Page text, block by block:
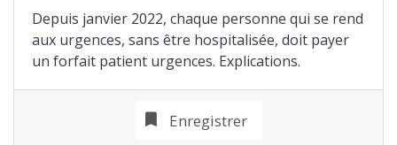
Depuis janvier 2022, chaque personne qui se rend
aux urgences, sans être hospitalisée, doit payer
un forfait patient urgences. Explications.
Enregistrer